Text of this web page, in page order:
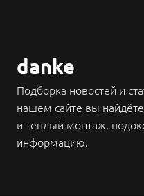
danke
Подборка новостей и
нашем сайте вы
и теплый монтаж,
информацию.